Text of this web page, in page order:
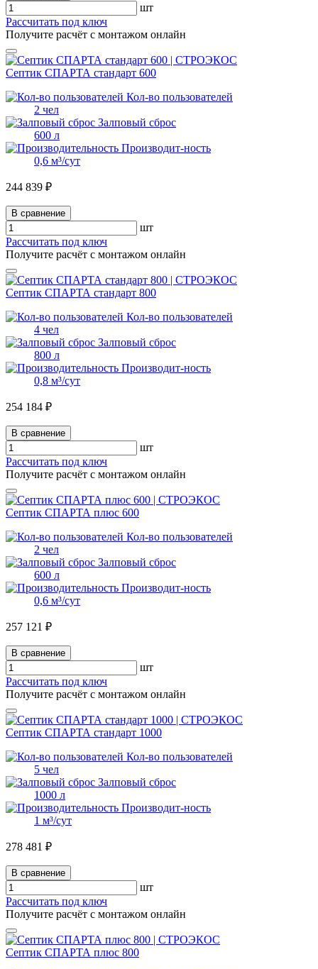
шт
Рассчитать под ключ
Получите расчёт с монтажом онлайн
Септик СПАРТА стандарт 600
Кол-во пользователей
2 чел
Залповый сброс
600 л
Производит-ность
0,6 м³/сут
244 839 ₽
В сравнение
шт
Рассчитать под ключ
Получите расчёт с монтажом онлайн
Септик СПАРТА стандарт 800
Кол-во пользователей
4 чел
Залповый сброс
800 л
Производит-ность
0,8 м³/сут
254 184 ₽
В сравнение
шт
Рассчитать под ключ
Получите расчёт с монтажом онлайн
Септик СПАРТА плюс 600
Кол-во пользователей
2 чел
Залповый сброс
600 л
Производит-ность
0,6 м³/сут
257 121 ₽
В сравнение
шт
Рассчитать под ключ
Получите расчёт с монтажом онлайн
Септик СПАРТА стандарт 1000
Кол-во пользователей
5 чел
Залповый сброс
1000 л
Производит-ность
1 м³/сут
278 481 ₽
В сравнение
шт
Рассчитать под ключ
Получите расчёт с монтажом онлайн
Септик СПАРТА плюс 800